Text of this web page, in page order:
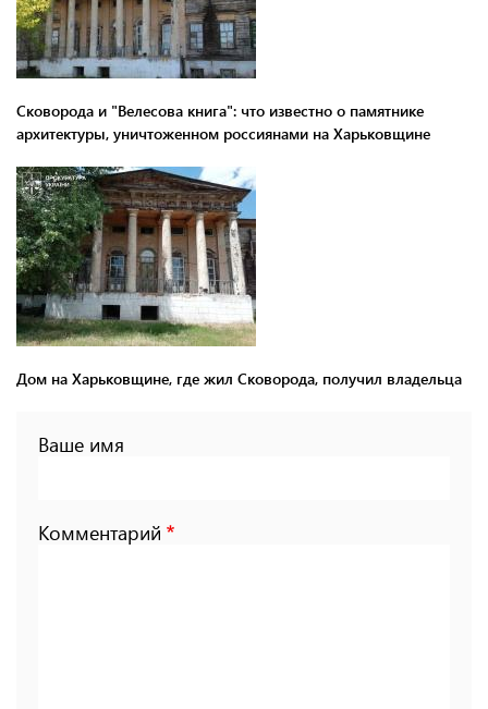
Сковорода и "Велесова книга": что известно о памятнике
архитектуры, уничтоженном россиянами на Харьковщине
Дом на Харьковщине, где жил Сковорода, получил владельца
Ваше имя
Комментарий